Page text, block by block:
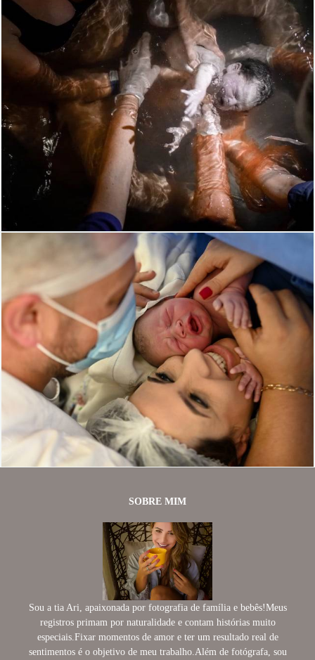
2324 0
676
SOBRE MIM
Sou a tia Ari, apaixonada por fotografia de família e bebês!Meus
registros primam por naturalidade e contam histórias muito
especiais.Fixar momentos de amor e ter um resultado real de
sentimentos é o objetivo de meu trabalho.Além de fotógrafa, sou